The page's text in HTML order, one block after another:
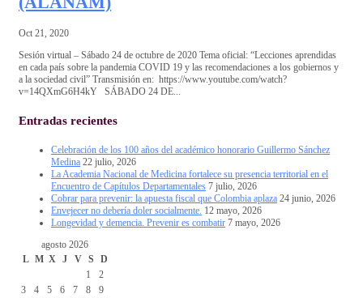
Oct 21, 2020
Sesión virtual – Sábado 24 de octubre de 2020 Tema oficial: “Lecciones aprendidas
en cada país sobre la pandemia COVID 19 y las recomendaciones a los gobiernos y
a la sociedad civil” Transmisión en: https://www.youtube.com/watch?
v=14QXmG6H4kY SÁBADO 24 DE...
Entradas recientes
Celebración de los 100 años del académico honorario Guillermo Sánchez
Medina 22 julio, 2026
La Academia Nacional de Medicina fortalece su presencia territorial en el
Encuentro de Capítulos Departamentales 7 julio, 2026
Cobrar para prevenir: la apuesta fiscal que Colombia aplaza 24 junio, 2026
Envejecer no debería doler socialmente. 12 mayo, 2026
Longevidad y demencia. Prevenir es combatir 7 mayo, 2026
agosto 2026
L M X J V S
D
1
2
3
4 5 6 7 8
9